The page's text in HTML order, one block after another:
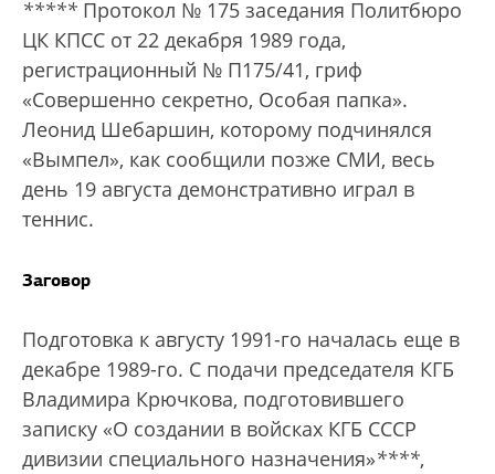
***** Протокол № 175 заседания Политбюро
ЦК КПСС от 22 декабря 1989 года,
регистрационный № П175/41, гриф
«Совершенно секретно, Особая папка».
Леонид Шебаршин, которому подчинялся
«Вымпел», как сообщили позже СМИ, весь
день 19 августа демонстративно играл в
теннис.
Заговор
Подготовка к августу 1991-го началась еще в
декабре 1989-го. С подачи председателя КГБ
Владимира Крючкова, подготовившего
записку «О создании в войсках КГБ СССР
дивизии специального назначения»****,